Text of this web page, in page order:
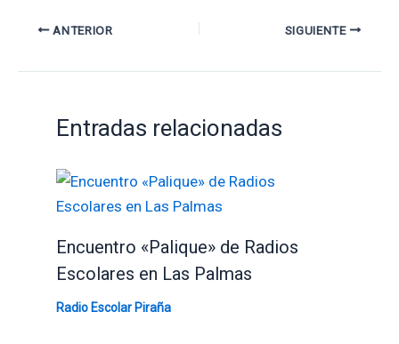
ANTERIOR SIGUIENTE
Entradas relacionadas
Encuentro «Palique» de Radios
Escolares en Las Palmas
Radio Escolar Piraña